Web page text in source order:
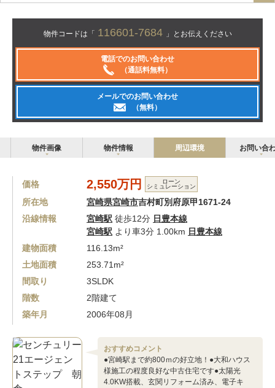
物件コードは「 116601-7684 」とお伝えください
電話でのお問い合わせ
（通話料無料）
メールでのお問い合わせ
（無料）
物件画像 物件情報 周辺環境 お問い合
価格 2,550万円 ローン
シミュレーション
所在地 宮崎県宮崎市吉村町別府原甲1671-24
沿線情報
宮崎駅 徒歩12分 日豊本線
宮崎駅 より車3分 1.00km 日豊本線
建物面積
116.13m²
土地面積
253.71m²
間取り
3SLDK
階数
2階建て
築年月
2006年08月
おすすめコメント
●宮崎駅まで約800ｍの好立地！●大和ハウス
様施工の程度良好な中古住宅です●太陽光
4.0KW搭載、玄関リフォーム済み、電子キ